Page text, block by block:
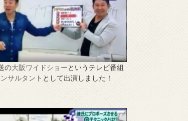
の大阪ワイドショーというテレビ番組
サルタント として出演しました！